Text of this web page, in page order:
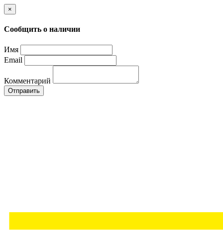
×
Сообщить о наличии
Имя
Email
Комментарий
Отправить